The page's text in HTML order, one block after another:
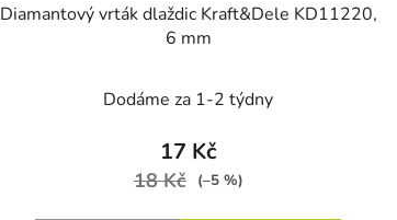
Diamantový vrták dlaždic Kraft&Dele KD11220,
6 mm
Dodáme za 1-2 týdny
17 Kč
18 Kč (–5 %)